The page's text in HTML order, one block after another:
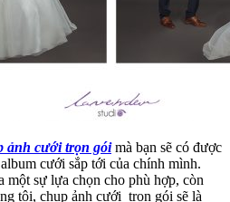
ảnh cưới trọn góimà bạn sẽ có được
cưới sắp tới của chính mình.
một sự lựa chọn cho phù hợp, còn
tôi, chụp ảnh cưới trọn gói sẽ là